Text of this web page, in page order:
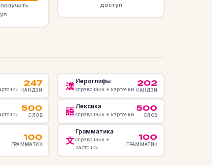
получить
доступ
247
КАНДЗИ
500
СЛОВ
100
ГРАММАТИК
漢 Иероглифы
справочник + карточки
202
КАНДЗИ
語 Лексика
справочник + карточки
500
СЛОВ
文
Грамматика
справочник +
карточки
100
ГРАММАТИК